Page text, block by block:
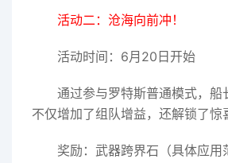
活动二：沧海向前冲！
活动时间：6月20日开始
通过参与罗特斯普通模式，船
不仅增加了组队增益，还解锁了惊
奖励：武器跨界石（具体应用